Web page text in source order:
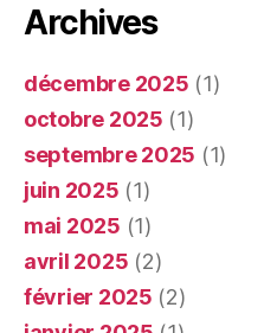
Archives
décembre 2025 (1)
octobre 2025 (1)
septembre 2025 (1)
juin 2025 (1)
mai 2025 (1)
avril 2025 (2)
février 2025 (2)